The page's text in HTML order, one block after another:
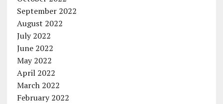
September 2022
August 2022
July 2022
June 2022
May 2022
April 2022
March 2022
February 2022